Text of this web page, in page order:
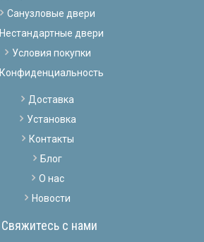
Санузловые двери
Нестандартные двери
Условия покупки
Конфиденциальность
Доставка
Установка
Контакты
Блог
О нас
Новости
Свяжитесь с нами